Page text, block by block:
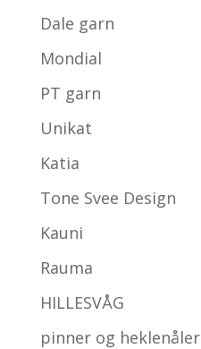
Dale garn
Mondial
PT garn
Unikat
Katia
Tone Svee Design
Kauni
Rauma
HILLESVÅG
pinner og heklenåler